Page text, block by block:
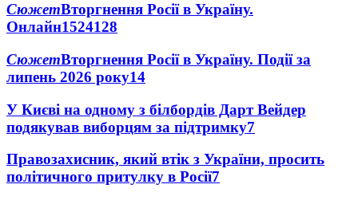
СюжетВторгнення Росії в Україну.
Онлайн1524128
СюжетВторгнення Росії в Україну. Події за
липень 2026 року14
У Києві на одному з білбордів Дарт Вейдер
подякував виборцям за підтримку7
Правозахисник, який втік з України, просить
політичного притулку в Росії7